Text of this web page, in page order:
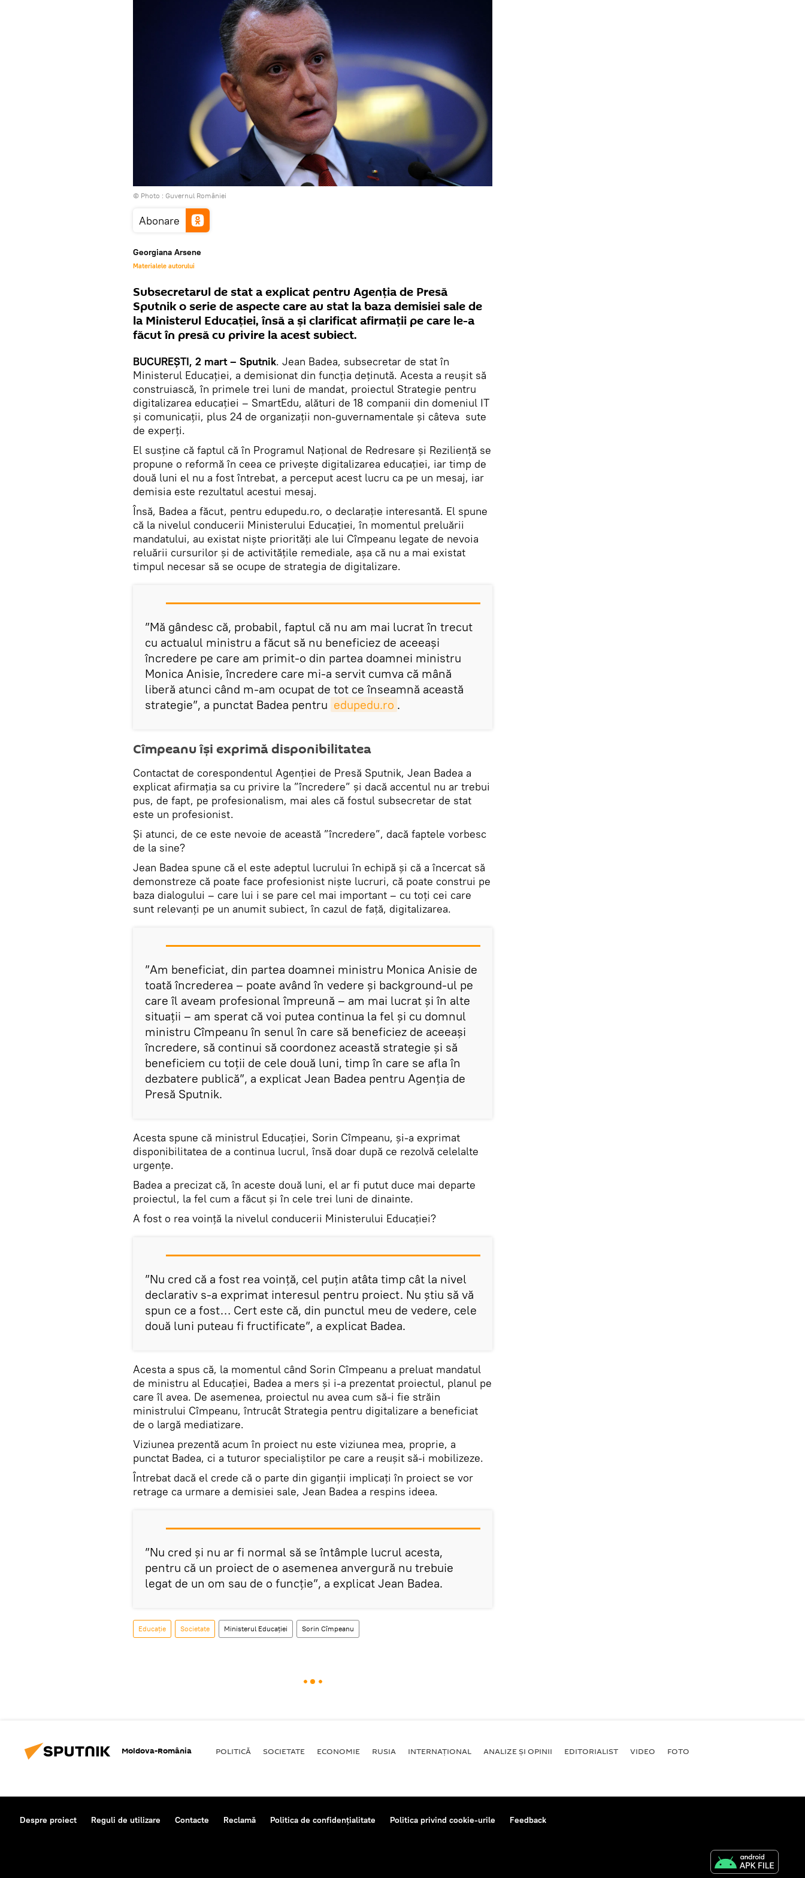
© Photo : Guvernul României
Abonare
Georgiana Arsene
Materialele autorului
Subsecretarul de stat a explicat pentru Agenția de Presă
Sputnik o serie de aspecte care au stat la baza demisiei sale de
la Ministerul Educației, însă a și clarificat afirmații pe care le-a
făcut în presă cu privire la acest subiect.
BUCUREȘTI, 2 mart – Sputnik. Jean Badea, subsecretar de stat în
Ministerul Educației, a demisionat din funcția deținută. Acesta a reușit să
construiască, în primele trei luni de mandat, proiectul Strategie pentru
digitalizarea educației – SmartEdu, alături de 18 companii din domeniul IT
și comunicații, plus 24 de organizații non-guvernamentale și câteva sute
de experți.
El susține că faptul că în Programul Național de Redresare și Reziliență se
propune o reformă în ceea ce privește digitalizarea educației, iar timp de
două luni el nu a fost întrebat, a perceput acest lucru ca pe un mesaj, iar
demisia este rezultatul acestui mesaj.
Însă, Badea a făcut, pentru edupedu.ro, o declarație interesantă. El spune
că la nivelul conducerii Ministerului Educației, în momentul preluării
mandatului, au existat niște priorități ale lui Cîmpeanu legate de nevoia
reluării cursurilor și de activitățile remediale, așa că nu a mai existat
timpul necesar să se ocupe de strategia de digitalizare.
”Mă gândesc că, probabil, faptul că nu am mai lucrat în trecut
cu actualul ministru a făcut să nu beneficiez de aceeași
încredere pe care am primit-o din partea doamnei ministru
Monica Anisie, încredere care mi-a servit cumva că mână
liberă atunci când m-am ocupat de tot ce înseamnă această
strategie”, a punctat Badea pentru edupedu.ro .
Cîmpeanu își exprimă disponibilitatea
Contactat de corespondentul Agenției de Presă Sputnik, Jean Badea a
explicat afirmația sa cu privire la ”încredere” și dacă accentul nu ar trebui
pus, de fapt, pe profesionalism, mai ales că fostul subsecretar de stat
este un profesionist.
Și atunci, de ce este nevoie de această ”încredere”, dacă faptele vorbesc
de la sine?
Jean Badea spune că el este adeptul lucrului în echipă și că a încercat să
demonstreze că poate face profesionist niște lucruri, că poate construi pe
baza dialogului – care lui i se pare cel mai important – cu toți cei care
sunt relevanți pe un anumit subiect, în cazul de față, digitalizarea.
”Am beneficiat, din partea doamnei ministru Monica Anisie de
toată încrederea – poate având în vedere și background-ul pe
care îl aveam profesional împreună – am mai lucrat și în alte
situații – am sperat că voi putea continua la fel și cu domnul
ministru Cîmpeanu în senul în care să beneficiez de aceeași
încredere, să continui să coordonez această strategie și să
beneficiem cu toții de cele două luni, timp în care se afla în
dezbatere publică”, a explicat Jean Badea pentru Agenția de
Presă Sputnik.
Acesta spune că ministrul Educației, Sorin Cîmpeanu, și-a exprimat
disponibilitatea de a continua lucrul, însă doar după ce rezolvă celelalte
urgențe.
Badea a precizat că, în aceste două luni, el ar fi putut duce mai departe
proiectul, la fel cum a făcut și în cele trei luni de dinainte.
A fost o rea voință la nivelul conducerii Ministerului Educației?
”Nu cred că a fost rea voință, cel puțin atâta timp cât la nivel
declarativ s-a exprimat interesul pentru proiect. Nu știu să vă
spun ce a fost… Cert este că, din punctul meu de vedere, cele
două luni puteau fi fructificate”, a explicat Badea.
Acesta a spus că, la momentul când Sorin Cîmpeanu a preluat mandatul
de ministru al Educației, Badea a mers și i-a prezentat proiectul, planul pe
care îl avea. De asemenea, proiectul nu avea cum să-i fie străin
ministrului Cîmpeanu, întrucât Strategia pentru digitalizare a beneficiat
de o largă mediatizare.
Viziunea prezentă acum în proiect nu este viziunea mea, proprie, a
punctat Badea, ci a tuturor specialiștilor pe care a reușit să-i mobilizeze.
Întrebat dacă el crede că o parte din giganții implicați în proiect se vor
retrage ca urmare a demisiei sale, Jean Badea a respins ideea.
”Nu cred și nu ar fi normal să se întâmple lucrul acesta,
pentru că un proiect de o asemenea anvergură nu trebuie
legat de un om sau de o funcție”, a explicat Jean Badea.
Educație Societate Ministerul Educației Sorin Cîmpeanu
Moldova-România POLITICĂ SOCIETATE ECONOMIE RUSIA INTERNAŢIONAL ANALIZE ȘI OPINII EDITORIALIST VIDEO FOTO
Despre proiect Reguli de utilizare Contacte Reclamă Politica de confidențialitate Politica privind cookie-urile Feedback